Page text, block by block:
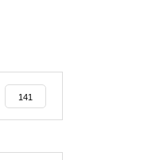
141